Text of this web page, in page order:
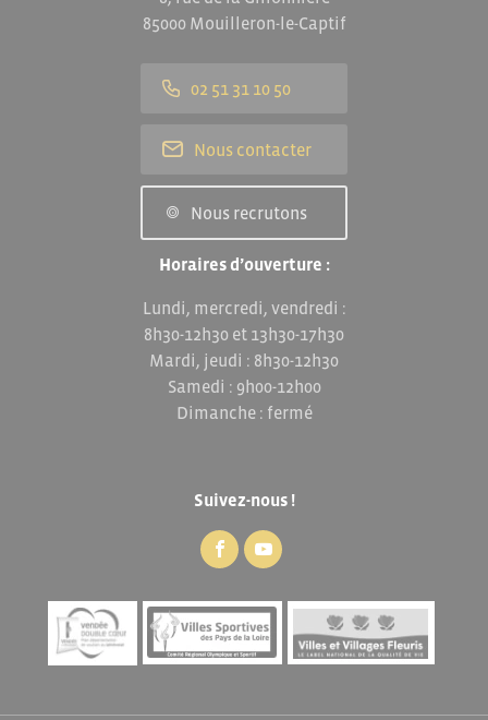
85000 Mouilleron-le-Captif
02 51 31 10 50
Nous contacter
Nous recrutons
Horaires d’ouverture :
Lundi, mercredi, vendredi :
8h30-12h30 et 13h30-17h30
Mardi, jeudi : 8h30-12h30
Samedi : 9h00-12h00
Dimanche : fermé
Suivez-nous !